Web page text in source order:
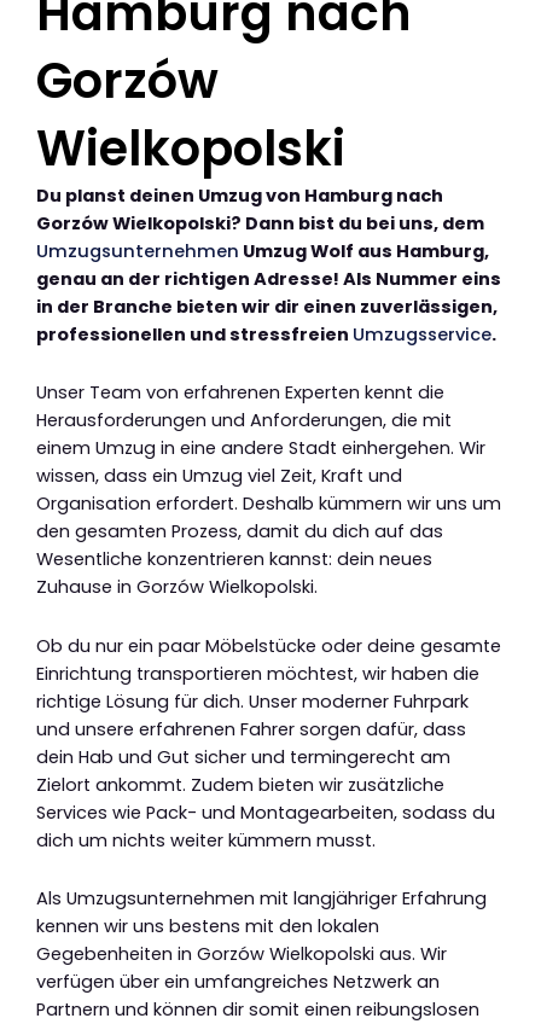
Gorzów
Wielkopolski
Du planst deinen Umzug von Hamburg nach
Gorzów Wielkopolski? Dann bist du bei uns, dem
Umzugsunternehmen Umzug Wolf aus Hamburg,
genau an der richtigen Adresse! Als Nummer eins
in der Branche bieten wir dir einen zuverlässigen,
professionellen und stressfreien Umzugsservice.
Unser Team von erfahrenen Experten kennt die
Herausforderungen und Anforderungen, die mit
einem Umzug in eine andere Stadt einhergehen. Wir
wissen, dass ein Umzug viel Zeit, Kraft und
Organisation erfordert. Deshalb kümmern wir uns um
den gesamten Prozess, damit du dich auf das
Wesentliche konzentrieren kannst: dein neues
Zuhause in Gorzów Wielkopolski.
Ob du nur ein paar Möbelstücke oder deine gesamte
Einrichtung transportieren möchtest, wir haben die
richtige Lösung für dich. Unser moderner Fuhrpark
und unsere erfahrenen Fahrer sorgen dafür, dass
dein Hab und Gut sicher und termingerecht am
Zielort ankommt. Zudem bieten wir zusätzliche
Services wie Pack- und Montagearbeiten, sodass du
dich um nichts weiter kümmern musst.
Als Umzugsunternehmen mit langjähriger Erfahrung
kennen wir uns bestens mit den lokalen
Gegebenheiten in Gorzów Wielkopolski aus. Wir
verfügen über ein umfangreiches Netzwerk an
Partnern und können dir somit einen reibungslosen